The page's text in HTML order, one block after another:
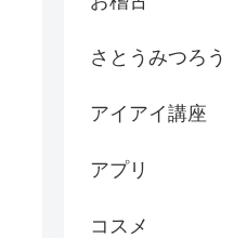
さとうみつろう
アイアイ講座
アプリ
コスメ